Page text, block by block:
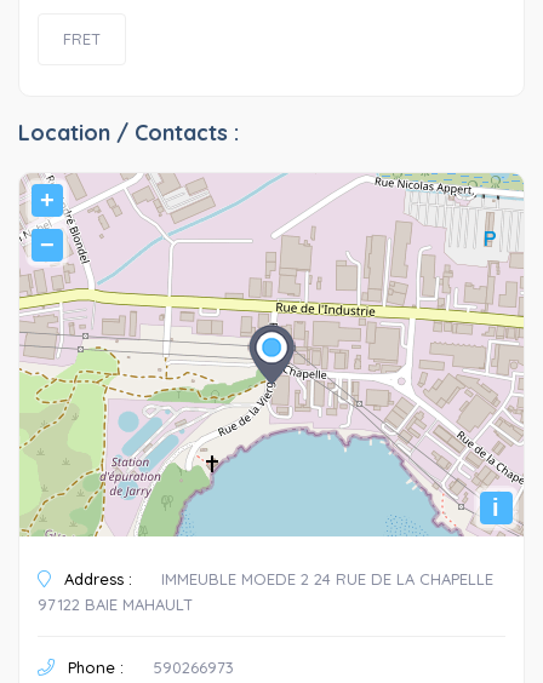
FRET
Location / Contacts :
+
−
i
Address :
IMMEUBLE MOEDE 2 24 RUE DE LA CHAPELLE
97122 BAIE MAHAULT
Phone : 590266973